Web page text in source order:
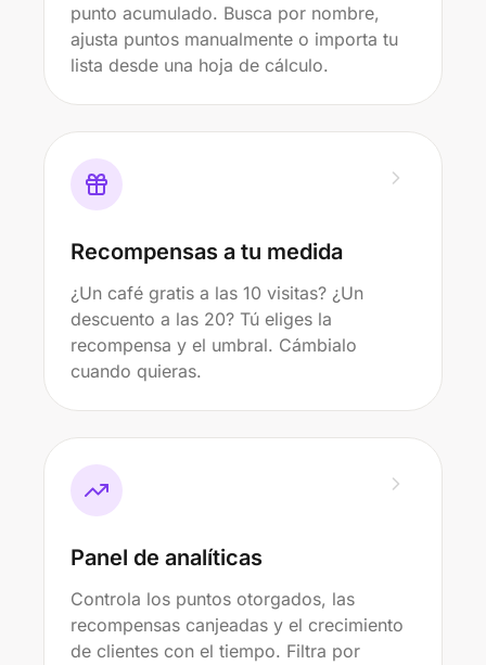
punto acumulado. Busca por nombre,
ajusta puntos manualmente o importa tu
lista desde una hoja de cálculo.
Recompensas a tu medida
¿Un café gratis a las 10 visitas? ¿Un
descuento a las 20? Tú eliges la
recompensa y el umbral. Cámbialo
cuando quieras.
Panel de analíticas
Controla los puntos otorgados, las
recompensas canjeadas y el crecimiento
de clientes con el tiempo. Filtra por